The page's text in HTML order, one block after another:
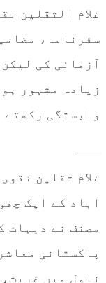
غلام الثقلین
سفرنامہ،
آزمائی کی
زیادہ مشہور
وابستگی رکھتے
——
غلام ثقلین
آباد کے ایک
مصنف نے دیہات
پاکستانی
ناول میں